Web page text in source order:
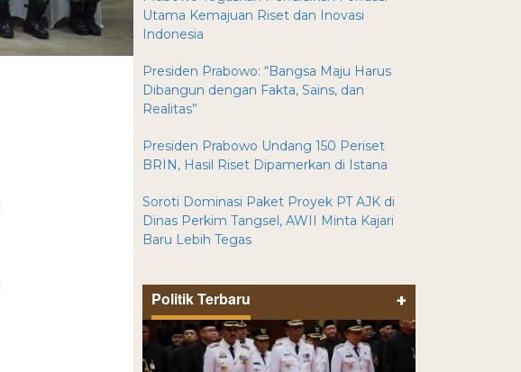
Utama Kemajuan Riset dan Inovasi
Indonesia
Presiden Prabowo: “Bangsa Maju Harus
Dibangun dengan Fakta, Sains, dan
Realitas”
Presiden Prabowo Undang 150 Periset
BRIN, Hasil Riset Dipamerkan di Istana
Soroti Dominasi Paket Proyek PT AJK di
Dinas Perkim Tangsel, AWII Minta Kajari
Baru Lebih Tegas
Politik Terbaru +